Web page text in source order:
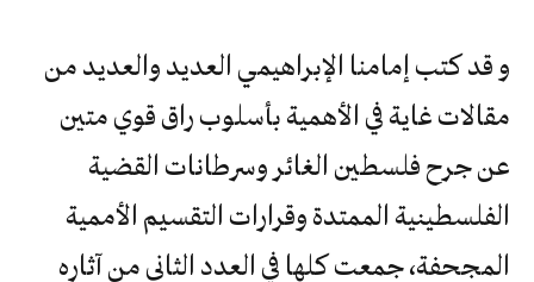
و قد كتب إمامنا الإبراهيمي العديد والعديد من
مقالات غاية في الأهمية بأسلوب راق قوي متين
عن جرح فلسطين الغائر وسرطانات القضية
الفلسطينية الممتدة وقرارات التقسيم الأممية
المجحفة، جمعت كلها في العدد الثاني من آثاره